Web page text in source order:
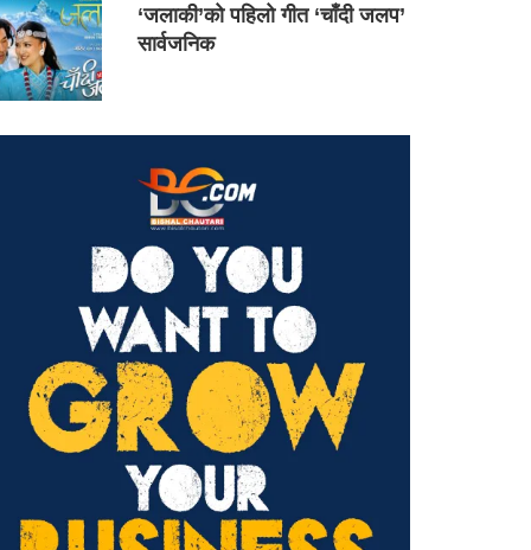
‘जलाकी’को पहिलो गीत ‘चाँदी जलप’
सार्वजनिक